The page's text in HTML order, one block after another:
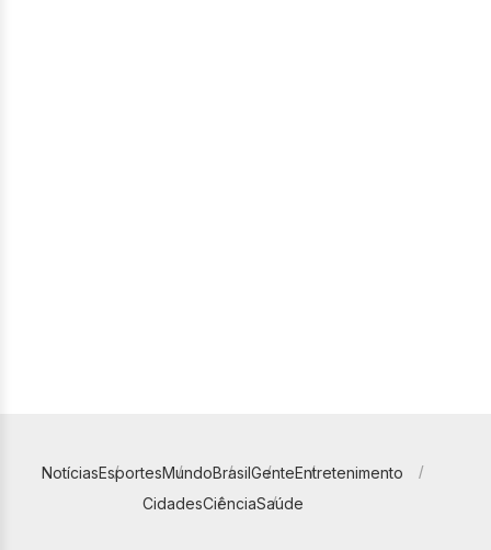
NotíciasEsportesMundoBrasilGenteEntretenimento
CidadesCiênciaSaúde